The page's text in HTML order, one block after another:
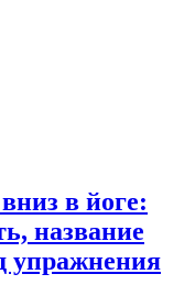
в йоге:
название
упражнения